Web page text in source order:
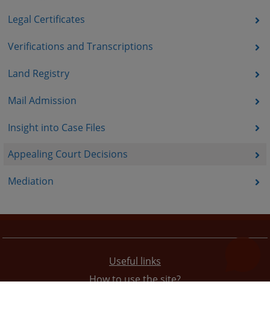
Legal Certificates
Verifications and Transcriptions
Land Registry
Mail Admission
Insight into Case Files
Appealing Court Decisions
Mediation
Useful links
How to use the site?